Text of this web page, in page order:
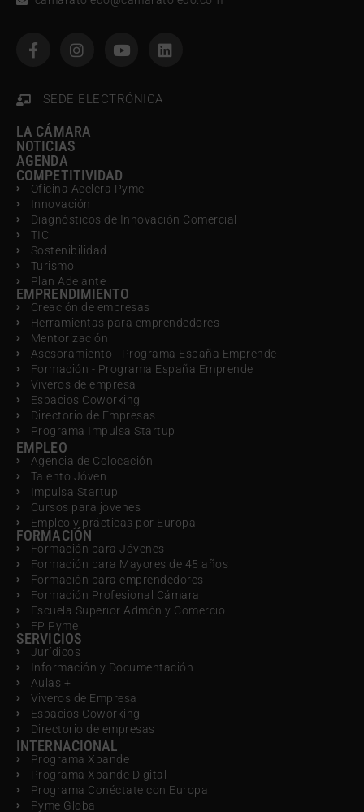
SEDE ELECTRÓNICA
LA CÁMARA
NOTICIAS
AGENDA
COMPETITIVIDAD
Oficina Acelera Pyme
Innovación
Diagnósticos de Innovación Comercial
TIC
Sostenibilidad
Turismo
Plan Adelante
EMPRENDIMIENTO
Creación de empresas
Herramientas para emprendedores
Mentorización
Asesoramiento - Programa España Emprende
Formación - Programa España Emprende
Viveros de empresa
Espacios Coworking
Directorio de Empresas
Programa Impulsa Startup
EMPLEO
Agencia de Colocación
Talento Jóven
Impulsa Startup
Cursos para jovenes
Empleo y prácticas por Europa
FORMACIÓN
Formación para Jóvenes
Formación para Mayores de 45 años
Formación para emprendedores
Formación Profesional Cámara
Escuela Superior Admón y Comercio
FP Pyme
SERVICIOS
Jurídicos
Información y Documentación
Aulas +
Viveros de Empresa
Espacios Coworking
Directorio de empresas
INTERNACIONAL
Programa Xpande
Programa Xpande Digital
Programa Conéctate con Europa
Pyme Global